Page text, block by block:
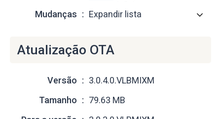
Mudanças
Expandir lista
Atualização OTA
Versão
3.0.4.0.VLBMIXM
Tamanho
79.63 MB